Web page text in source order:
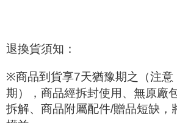
退換貨須知：
※商品到貨享7天猶豫期之
（注
期）
，商品經拆封使用、無原廠
拆解、商品附屬配件/贈品短缺，